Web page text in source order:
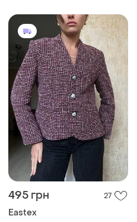
495 грн 27
Eastex